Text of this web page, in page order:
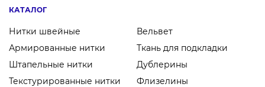
КАТАЛОГ
Нитки швейные
Армированные нитки
Штапельные нитки
Текстурированные нитки
Вельвет
Ткань для подкладки
Дублерины
Флизелины